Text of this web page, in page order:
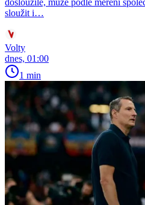
sloužit i…
Volty
dnes, 01:00
1 min